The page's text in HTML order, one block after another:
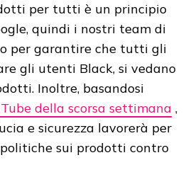
per tutti è un principio
quindi i nostri team di
per garantire che tutti gli
gli utenti Black, si vedano
Inoltre, basandosi
della scorsa settimana ,
e sicurezza lavorerà per
sui prodotti contro